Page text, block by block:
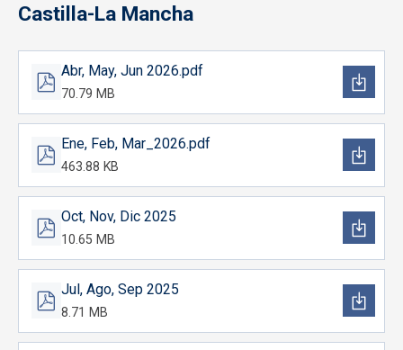
Castilla-La Mancha
Abr, May, Jun 2026.pdf
70.79 MB
Ene, Feb, Mar_2026.pdf
463.88 KB
Oct, Nov, Dic 2025
10.65 MB
Jul, Ago, Sep 2025
8.71 MB